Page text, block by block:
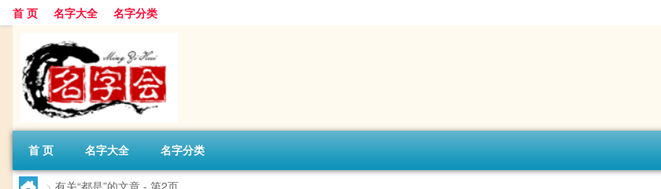
首 页 名字大全 名字分类
首 页 名字大全 名字分类
> 有关“都是”的文章 - 第2页